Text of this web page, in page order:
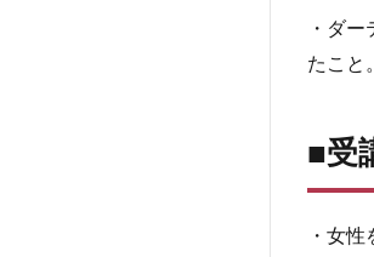
講
し
た
か
け
■受
・ダ
たこと。
■受
・女